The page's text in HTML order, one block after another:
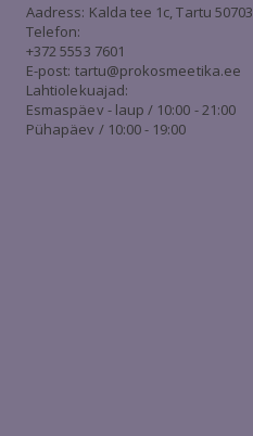
Aadress: Kalda tee 1c, Tartu 50703
Telefon:
+372 5553 7601
E-post: tartu@prokosmeetika.ee
Lahtiolekuajad:
Esmaspäev - laup / 10:00 - 21:00
Pühapäev / 10:00 - 19:00